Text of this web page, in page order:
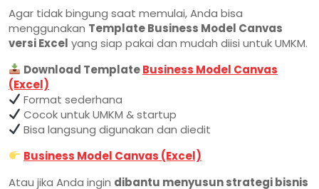
Agar tidak bingung saat memulai, Anda bisa
menggunakan Template Business Model Canvas
versi Excel yang siap pakai dan mudah diisi untuk UMKM.
Download TemplateBusiness Model Canvas
(Excel)
Format sederhana
Cocok untuk UMKM & startup
Bisa langsung digunakan dan diedit
Business Model Canvas (Excel)
Atau jika Anda ingin dibantu menyusun strategi bisnis